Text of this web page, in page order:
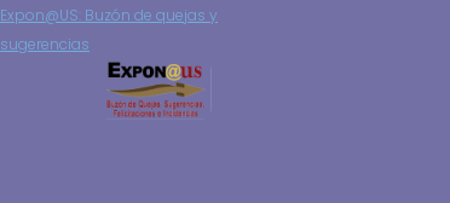
Expon@US: Buzón de quejas y
sugerencias